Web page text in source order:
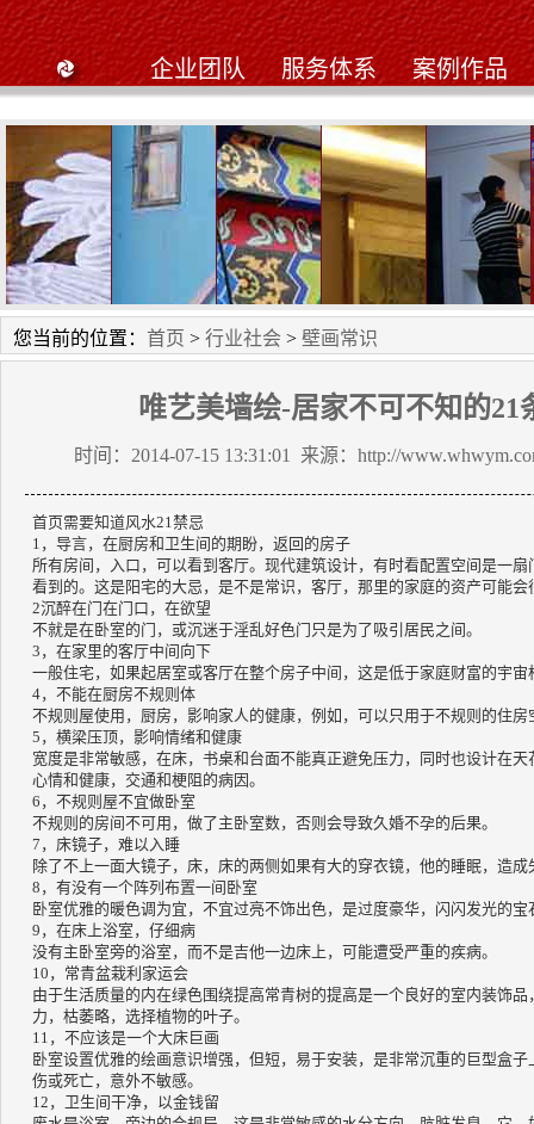
企业团队 服务体系 案例作品
工笔画 星星幼儿园黄陂私人别墅九天鹤大酒店工笔
您当前的位置： 首页 > 行业社会 > 壁画常识
唯艺美墙绘-居家不可不知的21
时间：2014-07-15 13:31:01 来源：http://
首页需要知道风水21禁忌
1，导言，在厨房和卫生间的期盼，返回的房子
所有房间，入口，可以看到客厅。现代建筑设计，有时看配置空间是一
看到的。这是阳宅的大忌，是不是常识，客厅，那里的家庭的资产可能会
2沉醉在门在门口，在欲望
不就是在卧室的门，或沉迷于淫乱好色门只是为了吸引居民之间。
3，在家里的客厅中间向下
一般住宅，如果起居室或客厅在整个房子中间，这是低于家庭财富的宇宙
4，不能在厨房不规则体
不规​​则屋使用，厨房，影响家人的健康，例如，可以只用于不规则的住房
5，横梁压顶，影响情绪和健康
宽度是非常敏感，在床，书桌和台面不能真正避免压力，同时也设计在
心情和健康，交通和梗阻的病因。
6，不规则屋不宜做卧室
不规​​则的房间不可用，做了主卧室数，否则会导致久婚不孕的后果。
7，床镜子，难以入睡
除了不上一面大镜子，床，床的两侧如果有大的穿衣镜，他的睡眠，造
8，有没有一个阵列布置一间卧室
卧室优雅的暖色调为宜，不宜过亮不饰出色，是过度豪华，闪闪发光的
9，在床上浴室，仔细病
没有主卧室旁的浴室，而不是吉他一边床上，可能遭受严重的疾病。
10，常青盆栽利家运会
由于生活质量的内在绿色围绕提高常青树的提高是一个良好的室内装饰
力，枯萎略，选择植物的叶子。
11，不应该是一个大床巨画
卧室设置优雅的绘画意识增强，但短，易于安装，是非常沉重的巨型盒
伤或死亡，意外不敏感。
12，卫生间干净，以金钱留